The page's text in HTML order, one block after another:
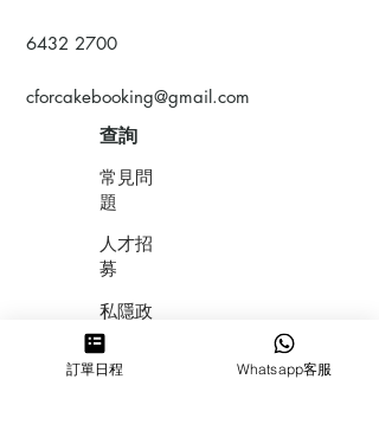
6432 2700
cforcakebooking@gmail.com
查詢
常見問
題
人才招
募
私隱政
策
​積分計
訂單日程 Whatsapp客服